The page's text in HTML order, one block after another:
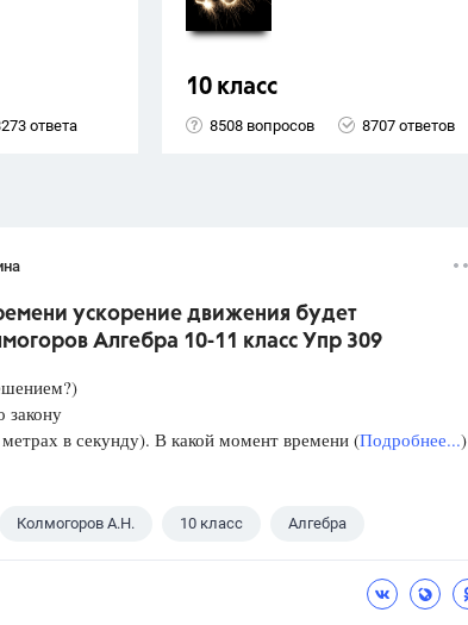
ответа
10 класс
8508 вопросов 8707 ответов
ускорение движения будет
Алгебра 10-11 класс Упр 309
закону
метрах в секунду). В какой момент времени (Подробнее...)
Колмогоров А.Н. 10 класс Алгебра